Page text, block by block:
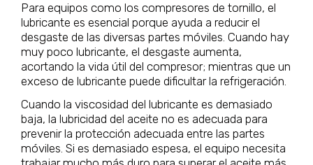
Para equipos como los compresores de tornillo, el
lubricante es esencial porque ayuda a reducir el
desgaste de las diversas partes móviles. Cuando hay
muy poco lubricante, el desgaste aumenta,
acortando la vida útil del compresor; mientras que un
exceso de lubricante puede dificultar la refrigeración.
Cuando la viscosidad del lubricante es demasiado
baja, la lubricidad del aceite no es adecuada para
prevenir la protección adecuada entre las partes
móviles. Si es demasiado espesa, el equipo necesita